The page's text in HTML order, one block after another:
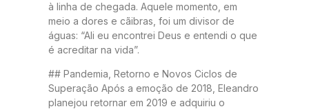
à linha de chegada. Aquele momento, em
meio a dores e cãibras, foi um divisor de
águas: “Ali eu encontrei Deus e entendi o que
é acreditar na vida”.
## Pandemia, Retorno e Novos Ciclos de
Superação Após a emoção de 2018, Eleandro
planejou retornar em 2019 e adquiriu o